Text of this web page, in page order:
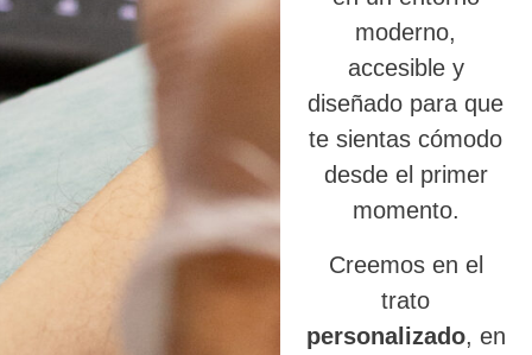
moderno,
accesible y
diseñado para que
te sientas cómodo
desde el primer
momento.
Creemos en el
trato
personalizado, en